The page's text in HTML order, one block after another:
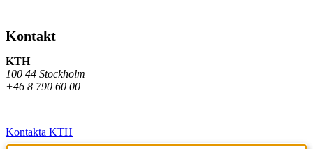
Kontakt
KTH
100 44 Stockholm
+46 8 790 60 00
Kontakta KTH